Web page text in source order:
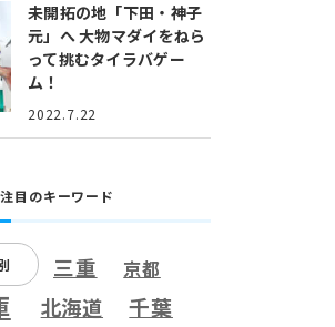
未開拓の地「下田・神子
元」へ大物マダイをねら
って挑むタイラバゲー
ム！
2022.7.22
注目のキーワード
三重 京都
北海道 千葉